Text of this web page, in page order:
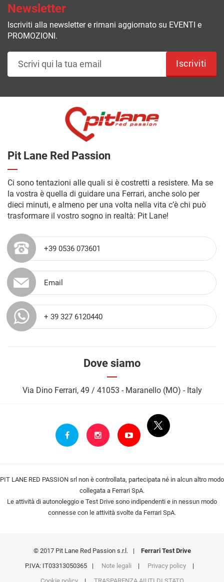
Newsletter
Iscriviti alla newsletter e rimani aggiornato su EVENTI e
PROMOZIONI.
Iscriviti
Pit Lane Red Passion
Ci sono tentazioni alle quali si è costretti a resistere. Ma se
la vostra è quella di guidare una Ferrari, anche solo per
dieci minuti, e almeno per una volta nella vita c’è chi può
trasformare il vostro sogno in realtà: Pit Lane!
+39 0536 073601
Email
+ 39 327 6120440
Dove siamo
Via Dino Ferrari, 49 / 41053 - Maranello (MO) - Italy
PIT LANE RED PASSION srl non è controllata, partecipata né in alcun altro modo
collegata a Ferrari SpA.
Le attività di autonoleggio e Test Drive sono indipendenti e in nessun modo
connesse con le attività svolte da Ferrari SpA.
© 2017 Pit Lane Red Passion s.r.l. |
Ferrari Test Drive
P.IVA: IT03313050365
| Note legali | Privacy policy
|